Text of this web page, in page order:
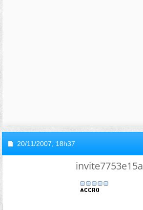
20/11/2007, 18h37
invite7753e15a